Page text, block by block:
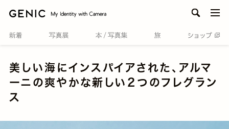
美しい海にインスパイアされた、アルマ
ーニの爽やかな新しい２つのフレグラン
ス